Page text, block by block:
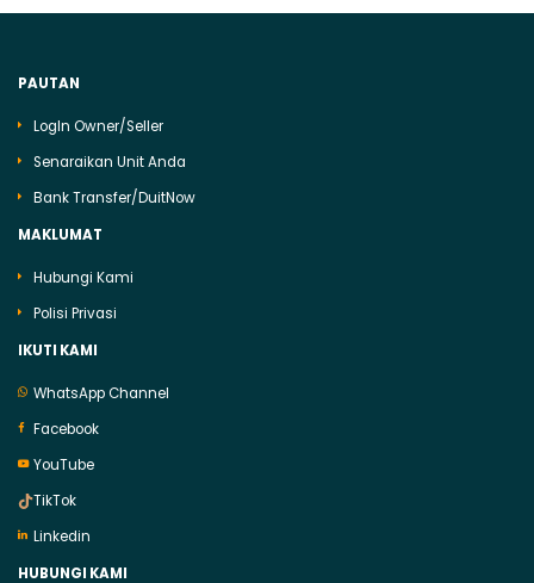
PAUTAN
LogIn Owner/Seller
Senaraikan Unit Anda
Bank Transfer/DuitNow
MAKLUMAT
Hubungi Kami
Polisi Privasi
IKUTI KAMI
WhatsApp Channel
Facebook
YouTube
TikTok
Linkedin
HUBUNGI KAMI